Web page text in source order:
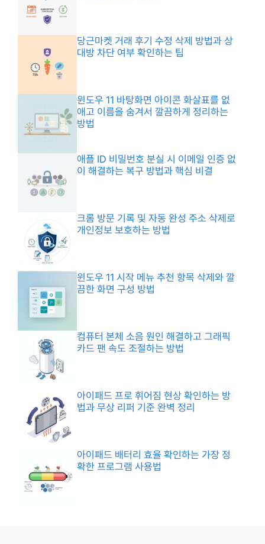
당근마켓 거래 후기 수정 삭제 방법과 상
대방 차단 여부 확인하는 팁
윈도우 11 바탕화면 아이콘 화살표를 없
애고 이름을 숨겨서 깔끔하게 정리하는
방법
애플 ID 비밀번호 분실 시 이메일 인증 없
이 해결하는 복구 방법과 핵심 비결
크롬 방문 기록 및 자동 완성 주소 삭제로
개인정보 보호하는 방법
윈도우 11 시작 메뉴 추천 항목 삭제와 깔
끔한 화면 구성 방법
컴퓨터 본체 소음 원인 해결하고 그래픽
카드 팬 속도 조절하는 방법
아이패드 프로 휘어짐 현상 확인하는 방
법과 무상 리퍼 기준 완벽 정리
아이패드 배터리 효율 확인하는 가장 정
확한 프로그램 사용법